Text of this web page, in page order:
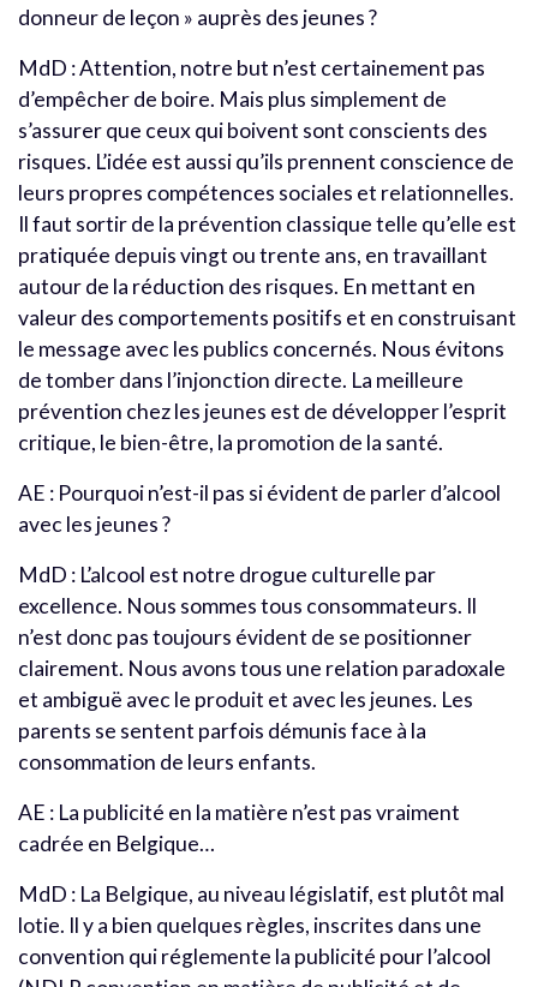
donneur de leçon » auprès des jeunes ?
MdD : Attention, notre but n’est certainement pas
d’empêcher de boire. Mais plus simplement de
s’assurer que ceux qui boivent sont conscients des
risques. L’idée est aussi qu’ils prennent conscience de
leurs propres compétences sociales et relationnelles.
Il faut sortir de la prévention classique telle qu’elle est
pratiquée depuis vingt ou trente ans, en travaillant
autour de la réduction des risques. En mettant en
valeur des comportements positifs et en construisant
le message avec les publics concernés. Nous évitons
de tomber dans l’injonction directe. La meilleure
prévention chez les jeunes est de développer l’esprit
critique, le bien-être, la promotion de la santé.
AE : Pourquoi n’est-il pas si évident de parler d’alcool
avec les jeunes ?
MdD : L’alcool est notre drogue culturelle par
excellence. Nous sommes tous consommateurs. Il
n’est donc pas toujours évident de se positionner
clairement. Nous avons tous une relation paradoxale
et ambiguë avec le produit et avec les jeunes. Les
parents se sentent parfois démunis face à la
consommation de leurs enfants.
AE : La publicité en la matière n’est pas vraiment
cadrée en Belgique…
MdD : La Belgique, au niveau législatif, est plutôt mal
lotie. Il y a bien quelques règles, inscrites dans une
convention qui réglemente la publicité pour l’alcool